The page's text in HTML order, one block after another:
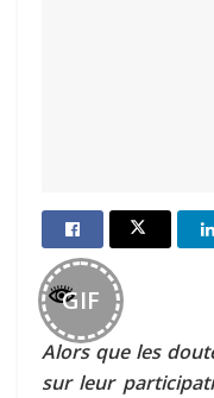
GIF
Alors que les
sur leur